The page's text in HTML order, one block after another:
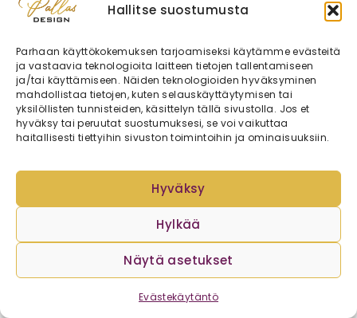
Hallitse suostumusta
Parhaan käyttökokemuksen tarjoamiseksi käytämme evästeitä
ja vastaavia teknologioita laitteen tietojen tallentamiseen
ja/tai käyttämiseen. Näiden teknologioiden hyväksyminen
mahdollistaa tietojen, kuten selauskäyttäytymisen tai
yksilöllisten tunnisteiden, käsittelyn tällä sivustolla. Jos et
hyväksy tai peruutat suostumuksesi, se voi vaikuttaa
haitallisesti tiettyihin sivuston toimintoihin ja ominaisuuksiin.
Hyväksy
Hylkää
Näytä asetukset
Evästekäytäntö
Persikanvärinen teddy-kankaasta lasten reppu
korvilla 7,3 L